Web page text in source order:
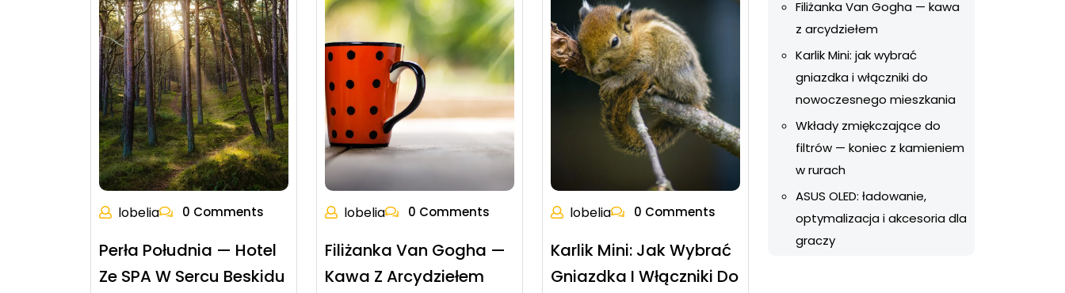
lobelia 0 Comments
Perła Południa — Hotel
Ze SPA W Sercu Beskidu
lobelia 0 Comments
Filiżanka Van Gogha —
Kawa Z Arcydziełem
lobelia 0 Comments
Karlik Mini: Jak Wybrać
Gniazdka I Włączniki Do
Filiżanka Van Gogha — kawa
z arcydziełem
Karlik Mini: jak wybrać
gniazdka i włączniki do
nowoczesnego mieszkania
Wkłady zmiękczające do
filtrów — koniec z kamieniem
w rurach
ASUS OLED: ładowanie,
optymalizacja i akcesoria dla
graczy